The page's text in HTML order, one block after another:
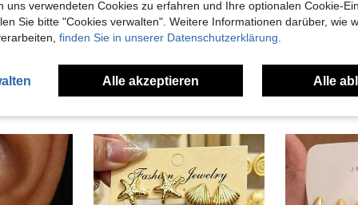
12/48 Stücke Gold Ohrring Set, verdrehte Ohrringe, Kunstperlen Dekoration, modisches mehrschichtiges Ohrring Set, Freizeitkleidung, perfektes Erinnerungsgeschenk MortiRose
5,18€
4,34€
Viele
uns verwendeten Cookies zu erfahren und Ihre optionalen Cookie-
Sie bitte "Cookies verwalten". Weitere Informationen darüber, wie
finden Sie in unserer Datenschutzerklärung.
Alle akzeptieren Alle